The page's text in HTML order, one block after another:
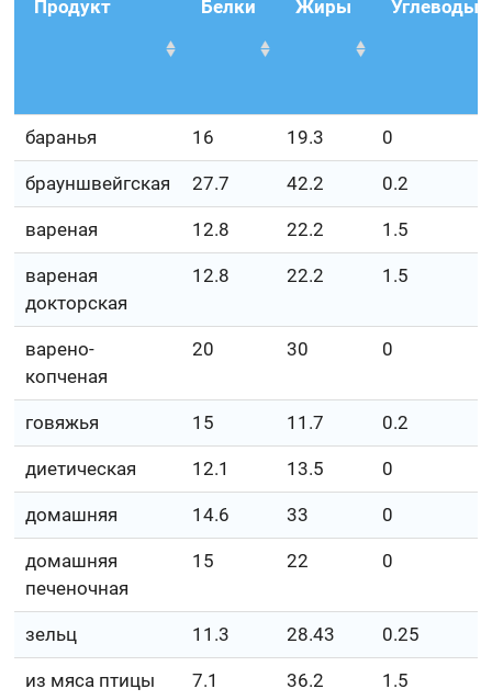
Продукт Белки Жиры Углеводы
баранья 16 19.3 0
брауншвейгская 27.7 42.2 0.2
вареная 12.8 22.2 1.5
вареная
докторская
12.8 22.2 1.5
варено-
копченая
20 30 0
говяжья 15 11.7 0.2
диетическая 12.1 13.5 0
домашняя 14.6 33 0
домашняя
печеночная
15 22 0
зельц 11.3 28.43 0.25
из мяса птицы 7.1 36.2 1.5